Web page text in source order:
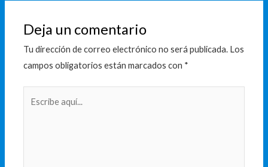
Deja un comentario
Tu dirección de correo electrónico no será publicada. Los
campos obligatorios están marcados con *